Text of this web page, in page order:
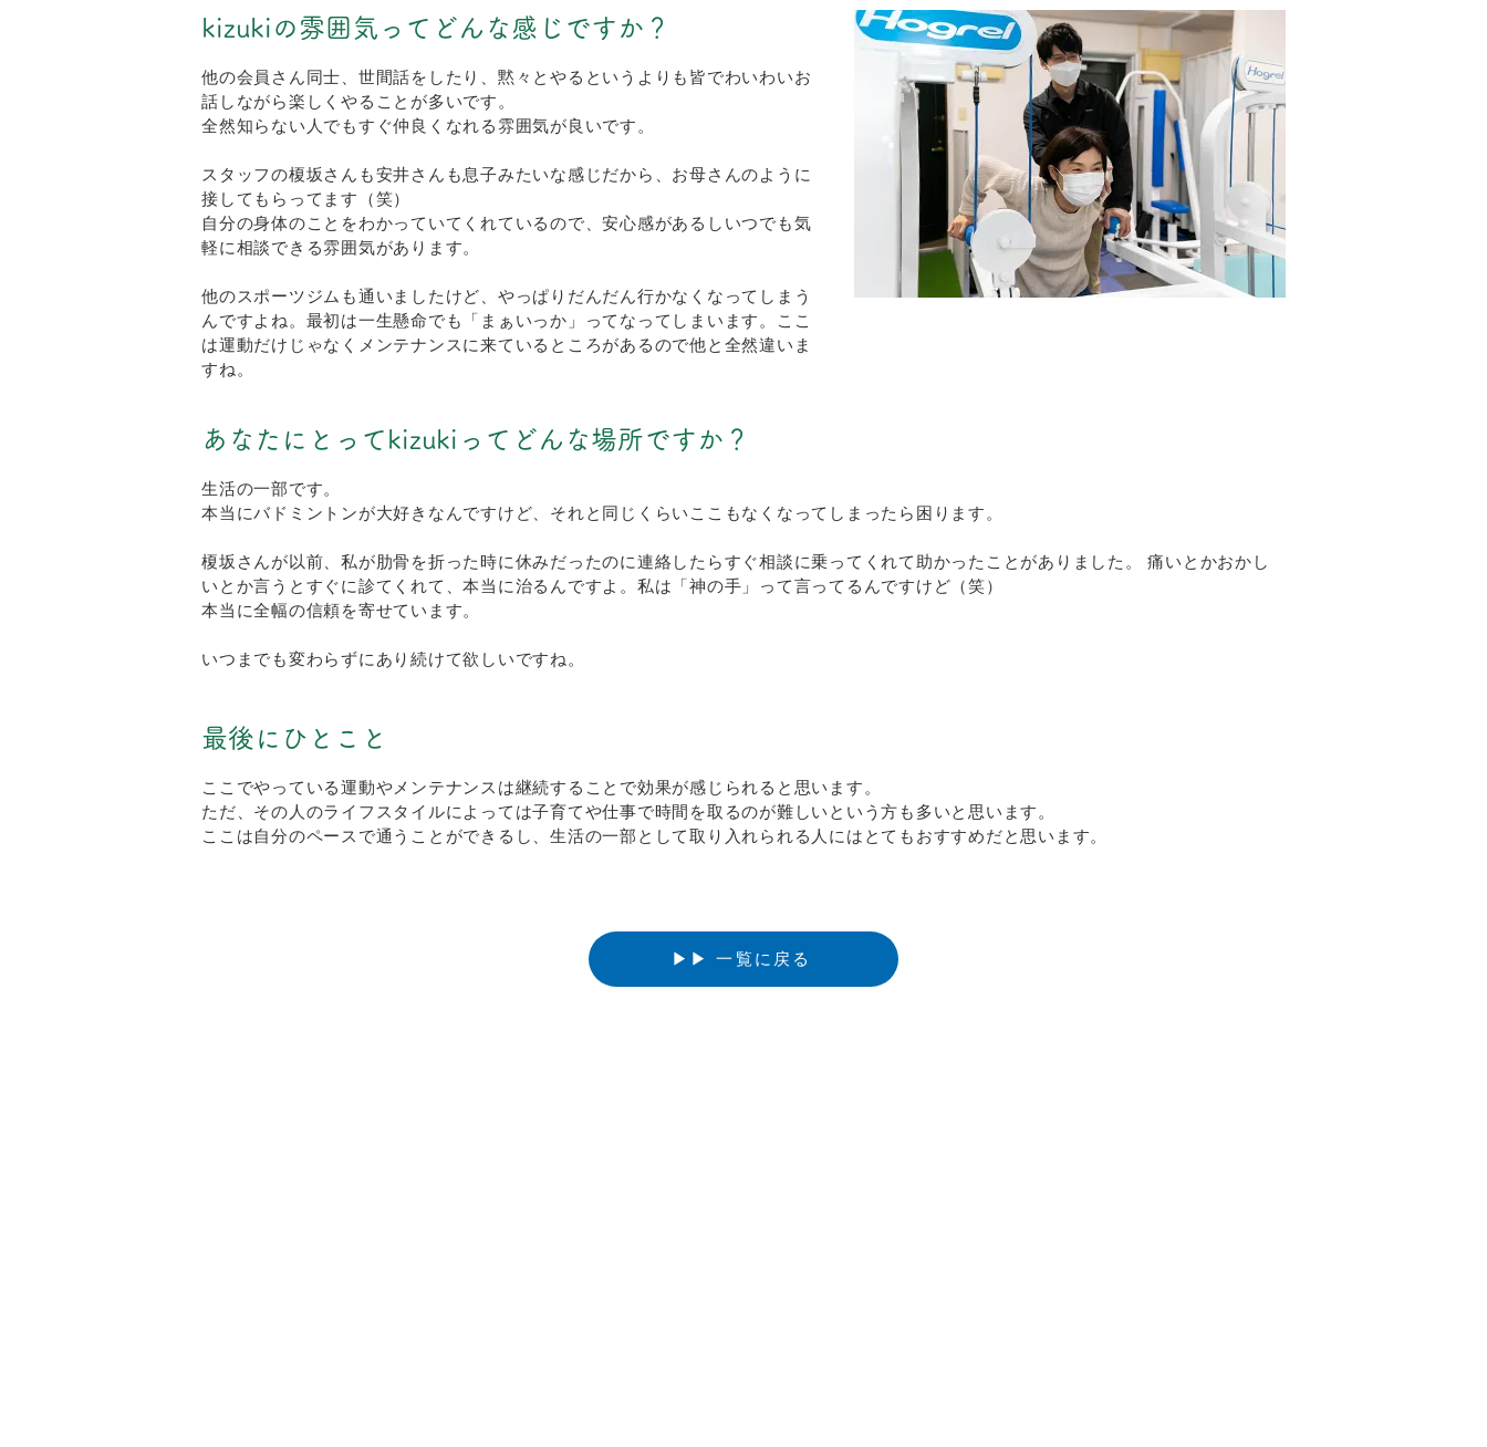
kizukiの雰囲気ってどんな感じですか？
他の会員さん同士、世間話をしたり、黙々とやるというよりも皆でわいわいお
話しながら楽しくやることが多いです。
全然知らない人でもすぐ仲良くなれる雰囲気が良いです。
スタッフの榎坂さんも安井さんも息子みたいな感じだから、お母さんのように
接してもらってます（笑）
自分の身体のことをわかっていてくれているので、安心感があるしいつでも気
軽に相談できる雰囲気があります。
他のスポーツジムも通いましたけど、やっぱりだんだん行かなくなってしまう
んですよね。最初は一生懸命でも「まぁいっか」ってなってしまいます。ここ
は運動だけじゃなくメンテナンスに来ているところがあるので他と全然違いま
すね。
あなたにとってkizukiってどんな場所ですか？
生活の一部です。
本当にバドミントンが大好きなんですけど、それと同じくらいここもなくなってしまったら困ります。
榎坂さんが以前、私が肋骨を折った時に休みだったのに連絡したらすぐ相談に乗ってくれて助かったことがありました。 痛いとかおかし
いとか言うとすぐに診てくれて、本当に治るんですよ。私は「神の手」って言ってるんですけど（笑）
本当に全幅の信頼を寄せています。
いつまでも変わらずにあり続けて欲しいですね。
最後にひとこと
ここでやっている運動やメンテナンスは継続することで効果が感じられると思います。
ただ、その人のライフスタイルによっては子育てや仕事で時間を取るのが難しいという方も多いと思います。
ここは自分のペースで通うことができるし、生活の一部として取り入れられる人にはとてもおすすめだと思います。
▶▶ 一覧に戻る